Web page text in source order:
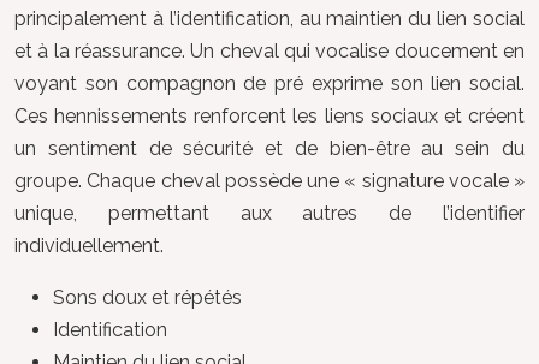
principalement à l’identification, au maintien du lien social
et à la réassurance. Un cheval qui vocalise doucement en
voyant son compagnon de pré exprime son lien social.
Ces hennissements renforcent les liens sociaux et créent
un sentiment de sécurité et de bien-être au sein du
groupe. Chaque cheval possède une « signature vocale »
unique, permettant aux autres de l’identifier
individuellement.
Sons doux et répétés
Identification